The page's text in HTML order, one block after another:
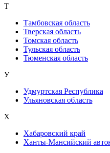
Т
Тамбовская область
Тверская область
Томская область
Тульская область
Тюменская область
У
Удмуртская Республика
Ульяновская область
Х
Хабаровский край
Ханты-Мансийский